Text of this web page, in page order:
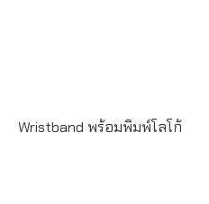
Wristband พร้อมพิมพ์โลโก้